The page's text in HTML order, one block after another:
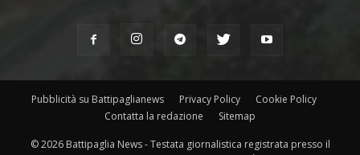
Pubblicità su Battipaglianews Privacy Policy
Cookie Policy
Contatta la redazione
Sitemap
© 2026 Battipaglia News - Testata giornalistica registrata presso il